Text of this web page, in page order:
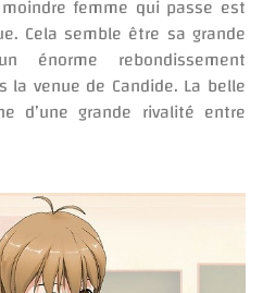
femme qui passe est
Cela semble être sa grande
énorme rebondissement
la venue de Candide. La belle
d’une grande rivalité entre